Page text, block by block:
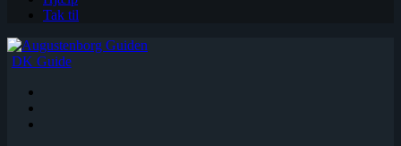
Tak til
DK Guide